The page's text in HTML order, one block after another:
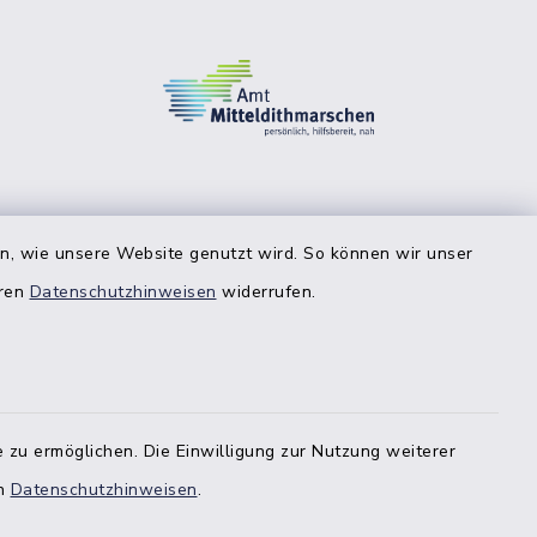
wie unsere Website genutzt wird. So können wir unser
Datenschutzhinweisen widerrufen.
ermöglichen. Die Einwilligung zur Nutzung weiterer
Datenschutzhinweisen.